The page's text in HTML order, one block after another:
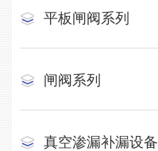
平板闸阀系列
闸阀系列
真空渗漏补漏设备